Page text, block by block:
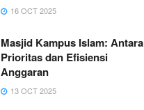
16 OCT 2025
Masjid Kampus Islam: Antara
Prioritas dan Efisiensi
Anggaran
13 OCT 2025